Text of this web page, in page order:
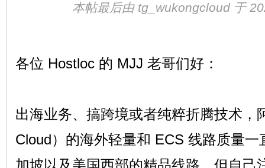
本帖最后由 tg_wukongcloud 于
各位 Hostloc 的 MJJ 老哥们好：
出海业务、搞跨境或者纯粹折腾技术，
Cloud）的海外轻量和 ECS 线路质量
加坡以及美国西部的精品线路。但自己